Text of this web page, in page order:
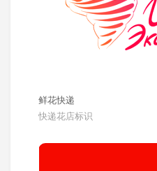
鲜花快递
快递花店标识